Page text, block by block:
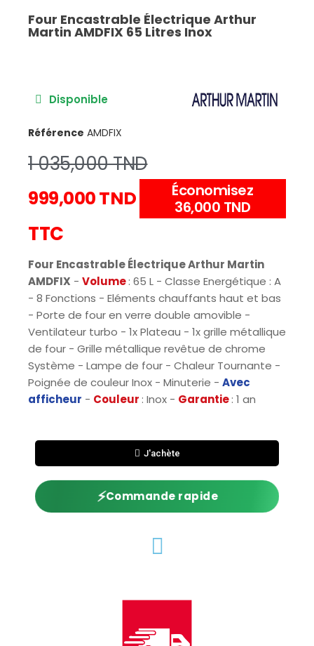
Four Encastrable Électrique Arthur
Martin AMDFIX 65 Litres Inox
Disponible
Référence AMDFIX
1 035,000 TND
999,000 TND
Économisez
36,000 TND
TTC
Four Encastrable Électrique Arthur Martin
AMDFIX - Volume: 65 L - Classe Energétique : A
- 8 Fonctions - Eléments chauffants haut et bas
- Porte de four en verre double amovible -
Ventilateur turbo - 1x Plateau - 1x grille métallique
de four - Grille métallique revêtue de chrome
Système - Lampe de four - Chaleur Tournante -
Poignée de couleur Inox - Minuterie - Avec
afficheur - Couleur : Inox - Garantie: 1 an
J'achète
⚡Commande rapide